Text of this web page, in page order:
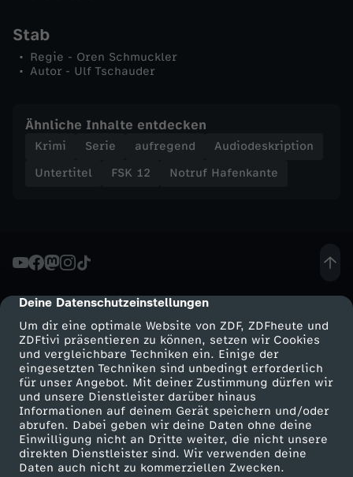
cmp-dialog-description
Deine Datenschutzeinstellungen
Um dir eine optimale Website von ZDF, ZDFheute und
ZDFtivi präsentieren zu können, setzen wir Cookies
und vergleichbare Techniken ein. Einige der
eingesetzten Techniken sind unbedingt erforderlich
für unser Angebot. Mit deiner Zustimmung dürfen wir
und unsere Dienstleister darüber hinaus
Informationen auf deinem Gerät speichern und/oder
abrufen. Dabei geben wir deine Daten ohne deine
Einwilligung nicht an Dritte weiter, die nicht unsere
direkten Dienstleister sind. Wir verwenden deine
Daten auch nicht zu kommerziellen Zwecken.
Stab
Regie - Oren Schmuckler
Autor - Ulf Tschauder
Ähnliche Inhalte entdecken
Krimi Serie aufregend
Audiodeskription
Untertitel
FSK 12 Notruf Hafenkante
Mehr ZDF
ZDF-Apps
Smart TV
ZDFtext
Service
ZDFmitreden
Kontakt zum ZDF
Tickets